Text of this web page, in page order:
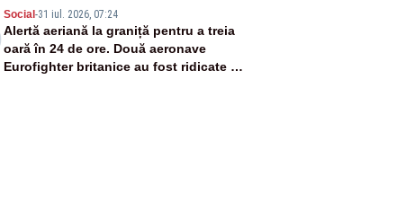
Social-31 iul. 2026, 07:24
Alertă aeriană la graniță pentru a treia
oară în 24 de ore. Două aeronave
Eurofighter britanice au fost ridicate de